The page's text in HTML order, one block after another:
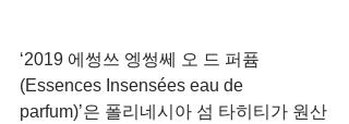
‘2019 에썽쓰 엥썽쎄 오 드 퍼퓸
(Essences Insensées eau de
parfum)’은 폴리네시아 섬 타히티가 원산